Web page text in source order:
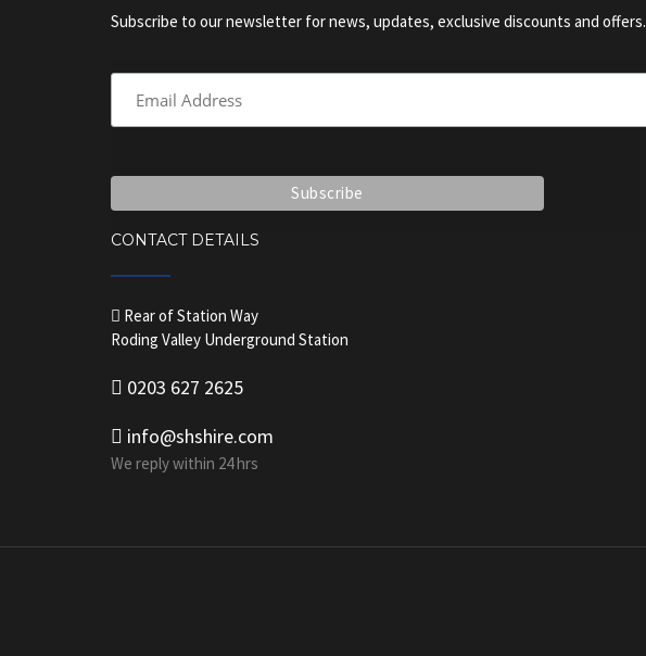
Subscribe to our newsletter for news, updates, exclusive discounts and offers.
CONTACT DETAILS
Rear of Station Way
Roding Valley Underground Station
0203 627 2625
info@shshire.com
We reply within 24 hrs